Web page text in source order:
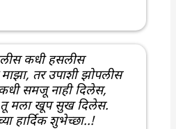
कधी हसलीस
तर उपाशी झोपलीस
समजू नाही दिलेस,
मला खूप सुख दिलेस.
हार्दिक शुभेच्छा..!